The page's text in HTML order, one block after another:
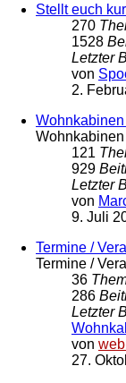
Stellt euch
270
1528
Letzter
von
2.
Wohnkabinen
Wohnkabinen
121
929
Letzter
von
9. Juli
Termine /
Termine /
36
286
Letzter
von
27.